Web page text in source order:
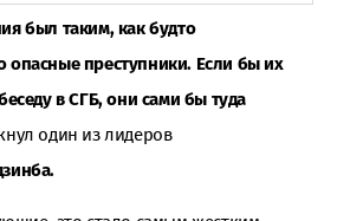
был таким, как будто
опасные преступники. Если бы их
в СГБ, они сами бы туда
один из лидеров